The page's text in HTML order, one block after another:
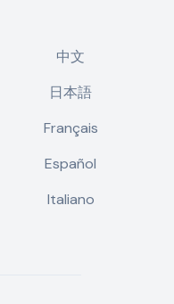
中文
日本語
Français
Español
Italiano